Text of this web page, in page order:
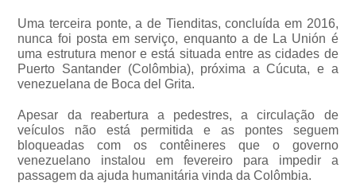
Uma terceira ponte, a de Tienditas, concluída em 2016,
nunca foi posta em serviço, enquanto a de La Unión é
uma estrutura menor e está situada entre as cidades de
Puerto Santander (Colômbia), próxima a Cúcuta, e a
venezuelana de Boca del Grita.
Apesar da reabertura a pedestres, a circulação de
veículos não está permitida e as pontes seguem
bloqueadas com os contêineres que o governo
venezuelano instalou em fevereiro para impedir a
passagem da ajuda humanitária vinda da Colômbia.